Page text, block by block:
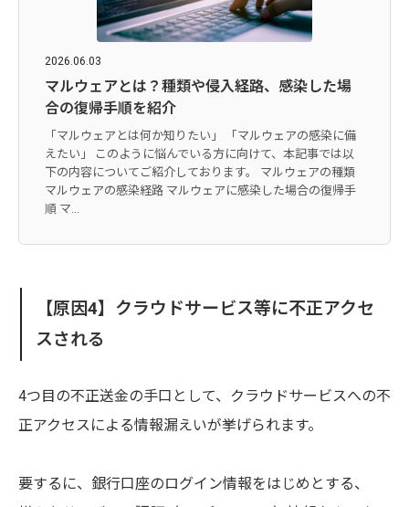
2026.06.03
マルウェアとは？種類や侵入経路、感染した場
合の復帰手順を紹介
「マルウェアとは何か知りたい」 「マルウェアの感染に備
えたい」 このように悩んでいる方に向けて、本記事では以
下の内容についてご紹介しております。 マルウェアの種類
マルウェアの感染経路 マルウェアに感染した場合の復帰手
順 マ...
【原因4】クラウドサービス等に不正アクセ
スされる
4つ目の不正送金の手口として、クラウドサービスへの不
正アクセスによる情報漏えいが挙げられます。
要するに、銀行口座のログイン情報をはじめとする、